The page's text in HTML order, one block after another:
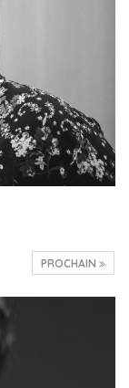
PROCHAIN